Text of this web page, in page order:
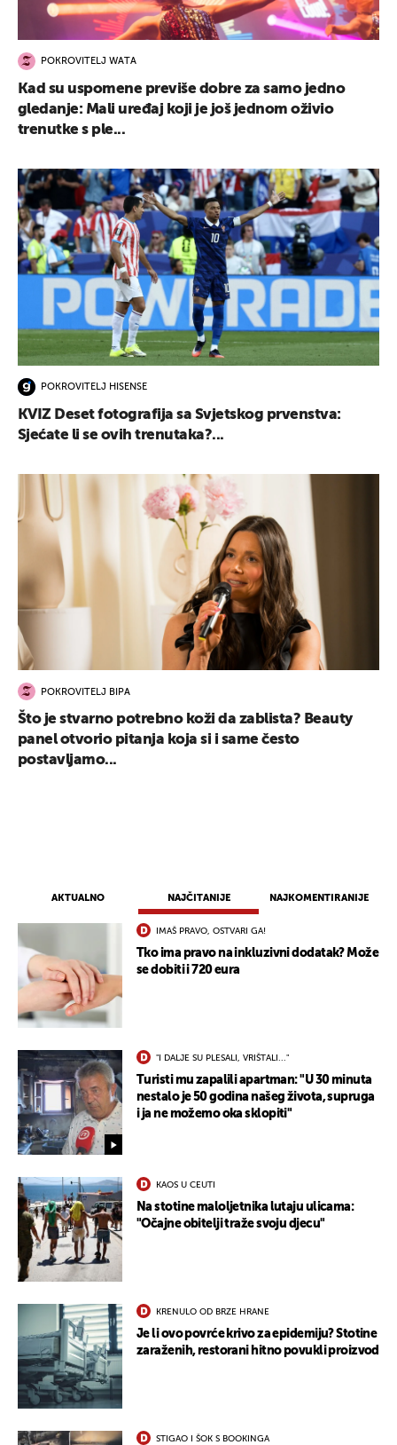
AKTUALNO NAJČITANIJE NAJKOMENTIRANIJE
IMAŠ PRAVO, OSTVARI GA!
Tko ima pravo na inkluzivni dodatak? Može
se dobiti i 720 eura
"I DALJE SU PLESALI, VRIŠTALI..."
Turisti mu zapalili apartman: "U 30 minuta
nestalo je 50 godina našeg života, supruga
i ja ne možemo oka sklopiti"
KAOS U CEUTI
Na stotine maloljetnika lutaju ulicama:
"Očajne obitelji traže svoju djecu"
KRENULO OD BRZE HRANE
Je li ovo povrće krivo za epidemiju? Stotine
zaraženih, restorani hitno povukli proizvod
STIGAO I ŠOK S BOOKINGA
POKROVITELJ WATA
Kad su uspomene previše dobre za samo jedno
gledanje: Mali uređaj koji je još jednom oživio
trenutke s ple...
POKROVITELJ HISENSE
KVIZ Deset fotografija sa Svjetskog prvenstva:
Sjećate li se ovih trenutaka?...
POKROVITELJ BIPA
Što je stvarno potrebno koži da zablista? Beauty
panel otvorio pitanja koja si i same često
postavljamo...